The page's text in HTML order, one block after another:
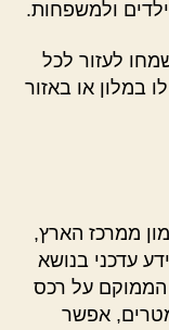
ולמשפחות.
לעזור לכל
במלון או באזור
ממרכז הארץ,
עדכני בנושא
אל המלון הממוקם על רכס
אפשר